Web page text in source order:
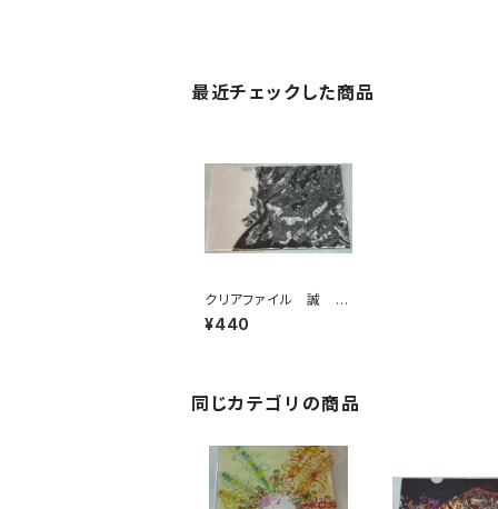
最近チェックした商品
クリアファイル 誠 皆
の惑星
¥440
同じカテゴリの商品